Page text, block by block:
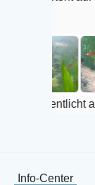
auf Google
Info-Center